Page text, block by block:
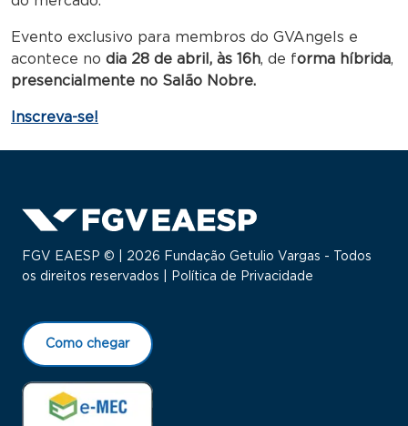
Evento exclusivo para membros do GVAngels e
acontece no dia 28 de abril, às 16h, de forma híbrida,
presencialmente no Salão Nobre.
Inscreva-se!
FGV EAESP © | 2026 Fundação Getulio Vargas - Todos
os direitos reservados |
Política de Privacidade
Como chegar